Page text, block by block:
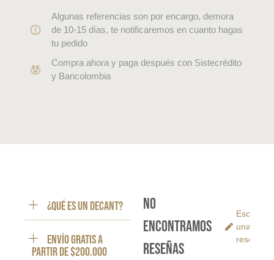
Algunas referencias son por encargo, demora
de 10-15 días, te notificaremos en cuanto hagas
tu pedido
Compra ahora y paga después con Sistecrédito
y Bancolombia
¿Qué es un decant?
ENVÍO GRATIS a
partir de $200.000
No
encontramos
reseñas
Escribe
una
reseña